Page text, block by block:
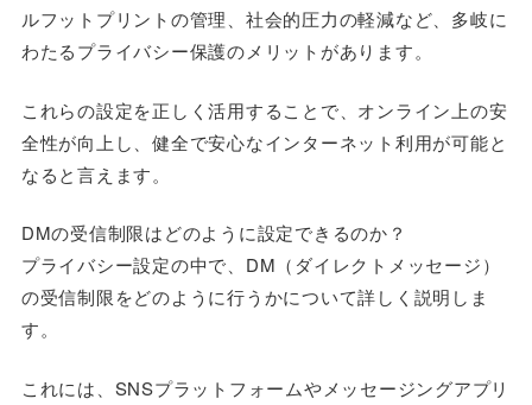
ルフットプリントの管理、社会的圧力の軽減など、多岐に
わたるプライバシー保護のメリットがあります。
これらの設定を正しく活用することで、オンライン上の安
全性が向上し、健全で安心なインターネット利用が可能と
なると言えます。
DMの受信制限はどのように設定できるのか？
プライバシー設定の中で、DM（ダイレクトメッセージ）
の受信制限をどのように行うかについて詳しく説明しま
す。
これには、SNSプラットフォームやメッセージングアプリ